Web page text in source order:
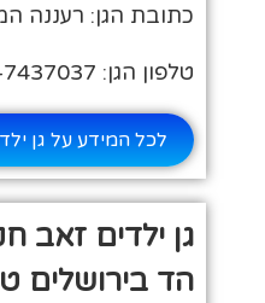
כתובת הגן: רעננה
טלפון הגן: 09-7437037
לכל המידע על גן
גן ילדים זאב
הד בירושלים